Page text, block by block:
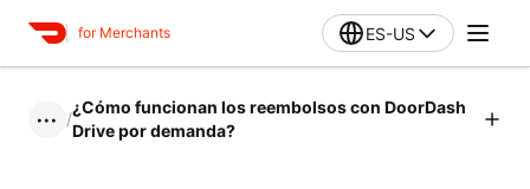
for Merchants ES-US
••• /
¿Cómo funcionan los reembolsos con DoorDash
Drive por demanda?